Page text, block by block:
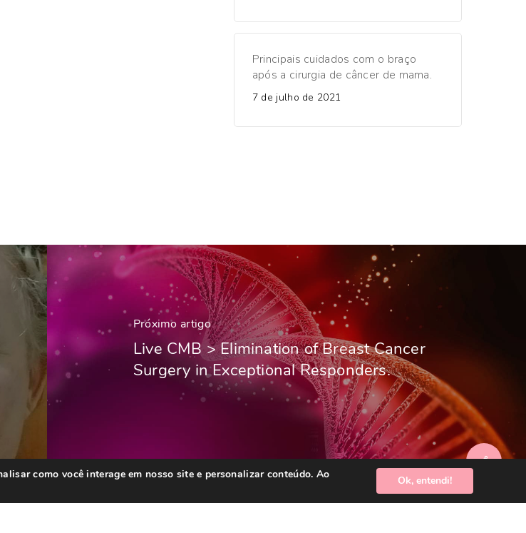
Principais cuidados com o braço
após a cirurgia de câncer de mama.
7 de julho de 2021
Próximo artigo
Live CMB > Elimination of Breast Cancer
Surgery in Exceptional Responders.
como você interage em nosso site e personalizar conteúdo. Ao
Ok, entendi!